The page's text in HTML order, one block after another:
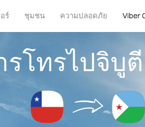
ร์ ชุมชน ความปลอดภัย Viber
รโทรไปจิบู